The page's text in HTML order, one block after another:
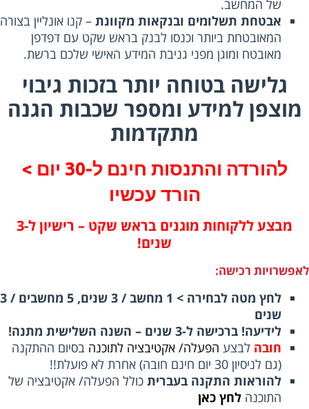
של המחשב.
אבטחת תשלומים ובנקאות מקוונת– קנו אונליין בצורה
המאובטחת ביותר וכנסו לבנק בראש שקט עם דפדפן
מאובטח ומוגן מפני גניבת המידע האישי שלכם ברשת.
גלישה בטוחה יותר בזכות גיבוי
למידע ומספר שכבות הגנה
מתקדמות
להורדה והתנסות חינם ל-30 יום >
הורד עכשיו
מבצע ללקוחות מוגנים בראש שקט – רישיון ל-3
שנים!
רכישה:
לחץ מטה לבחירה > 1 מחשב / 3 שנים, 5 מחשבים / 3
שנים
לידיעה! ברכישה ל-3 שנים – השנה השלישית מתנה!
חובהלבצעהפעלה/ אקטיבציה לתוכנהבסיום ההתקנה
(גם לניסיון 30 יום חינם חובה) אחרת לא פועלת!!
להוראות התקנה בעבריתכולל הפעלה/ אקטיבציה של
התוכנהלחץ כאן